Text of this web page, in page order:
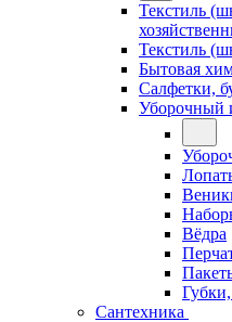
Текстиль
Текстиль
Бытовая
Салфетки,
Уборочный
Вёдра
Сантехника